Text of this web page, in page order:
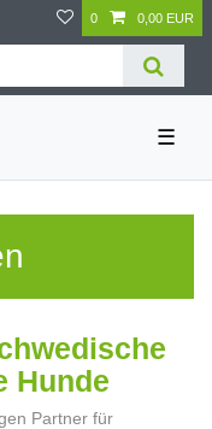
0 0,00 EUR
☰
Hunde
Partner für